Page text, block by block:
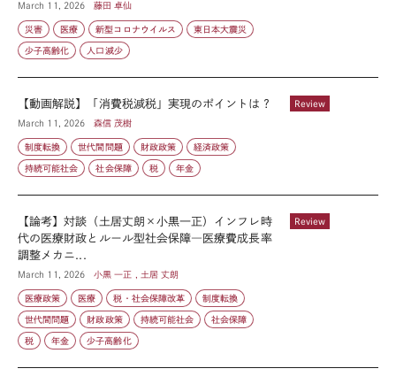
March 11, 2026 藤田 卓仙
災害 医療 新型コロナウイルス 東日本大震災
少子高齢化 人口減少
Review
【動画解説】「消費税減税」実現のポイントは？
March 11, 2026 森信 茂樹
制度転換 世代間問題 財政政策 経済政策
持続可能社会 社会保障 税 年金
Review
【論考】対談（土居丈朗×小黒一正）インフレ時
代の医療財政とルール型社会保障―医療費成長率
調整メカニ...
March 11, 2026 小黒 一正 , 土居 丈朗
医療政策 医療 税・社会保障改革 制度転換
世代間問題 財政政策 持続可能社会 社会保障
税 年金 少子高齢化